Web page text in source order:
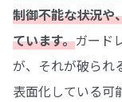
制御不能な状況や
ています。ガード
が、それが破られ
表面化している可